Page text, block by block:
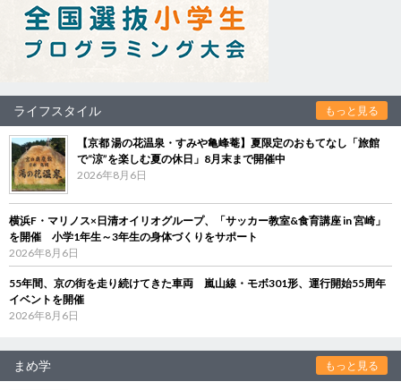
ライフスタイル もっと見る
【京都 湯の花温泉・すみや亀峰菴】夏限定のおもてなし「旅館
で“涼”を楽しむ夏の休日」8月末まで開催中
2026年8月6日
横浜F・マリノス×日清オイリオグループ、「サッカー教室&食育講座 in 宮崎」
を開催 小学1年生～3年生の身体づくりをサポート
2026年8月6日
55年間、京の街を走り続けてきた車両 嵐山線・モボ301形、運行開始55周年
イベントを開催
2026年8月6日
まめ学 もっと見る